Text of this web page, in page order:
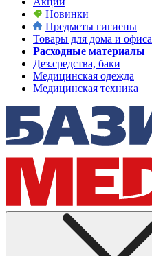
Новинки
Предметы гигиены
Товары для дома и офиса
Расходные материалы
Дез.средства, баки
Медицинская одежда
Медицинская техника